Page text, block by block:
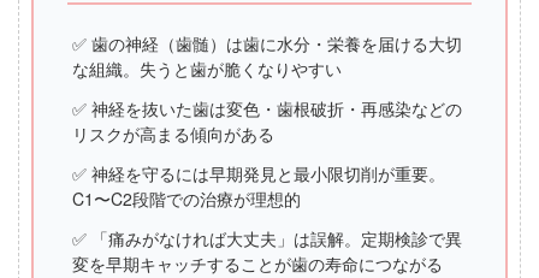
✅ 歯の神経（歯髄）は歯に水分・栄養を届ける大切
な組織。失うと歯が脆くなりやすい
✅ 神経を抜いた歯は変色・歯根破折・再感染などの
リスクが高まる傾向がある
✅ 神経を守るには早期発見と最小限切削が重要。
C1〜C2段階での治療が理想的
✅ 「痛みがなければ大丈夫」は誤解。定期検診で異
変を早期キャッチすることが歯の寿命につながる